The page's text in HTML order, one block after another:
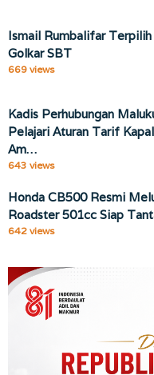
Ismail Rumbalifar
Golkar SBT
669 views
Kadis Perhubungan
Pelajari Aturan Tarif
Am…
643 views
Honda CB500 Resmi
Roadster 501cc Siap
642 views